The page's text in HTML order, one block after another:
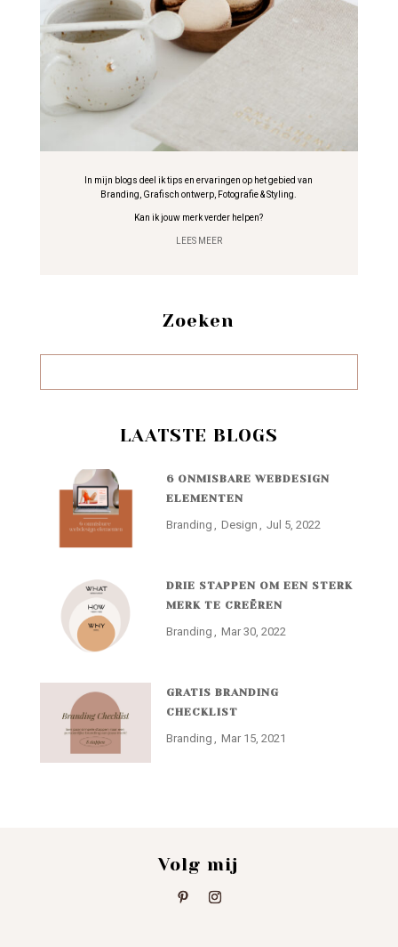
In mijn blogs deel ik tips en ervaringen op het gebied van
Branding, Grafisch ontwerp, Fotografie & Styling.
Kan ik jouw merk verder helpen?
LEES MEER
Zoeken
LAATSTE BLOGS
6 ONMISBARE WEBDESIGN
ELEMENTEN
Branding Design Jul 5, 2022
DRIE STAPPEN OM EEN STERK
MERK TE CREËREN
Branding Mar 30, 2022
GRATIS BRANDING
CHECKLIST
Branding Mar 15, 2021
Volg mij